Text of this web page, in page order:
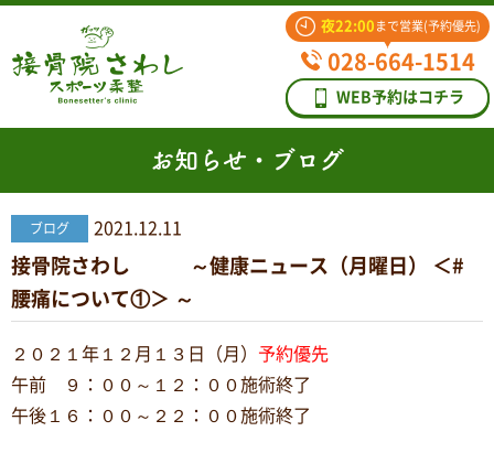
夜22:00 まで営業(予約優先)
028-664-1514
WEB予約はコチラ
お知らせ・ブログ
ブログ 2021.12.11
接骨院さわし ～健康ニュース（月曜日） ＜#
腰痛について①＞ ～
２０２１年１２月１３日（月） 予約優先
午前 ９：００～１２：００施術終了
午後１６：００～２２：００施術終了